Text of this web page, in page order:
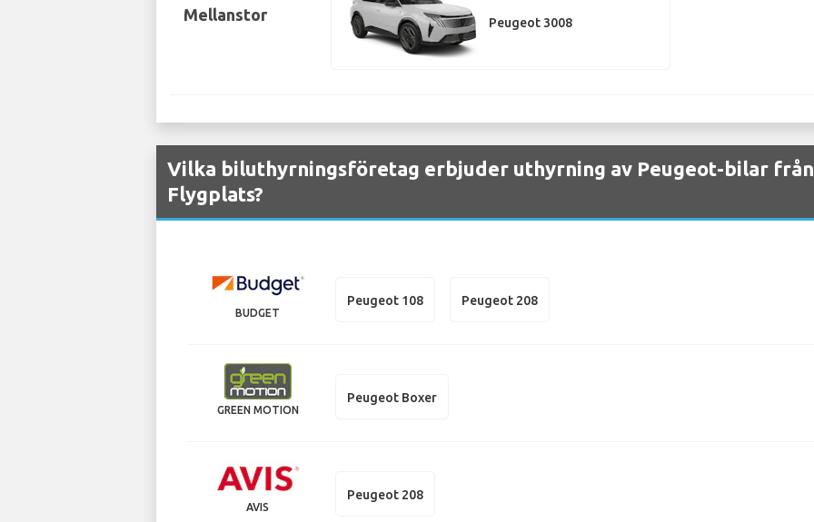
Mellanstor Peugeot 3008
Vilka biluthyrningsföretag erbjuder uthyrning av Peugeot-bilar
Flygplats?
BUDGET
Peugeot 108 Peugeot 208
GREEN MOTION
Peugeot Boxer
AVIS
Peugeot 208